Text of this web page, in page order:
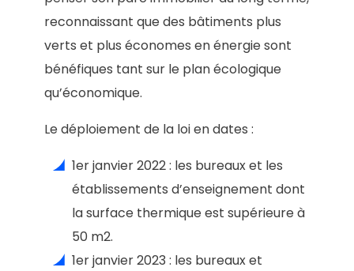
reconnaissant que des bâtiments plus
verts et plus économes en énergie sont
bénéfiques tant sur le plan écologique
qu’économique.
Le déploiement de la loi en dates :
1er janvier 2022 : les bureaux et les
établissements d’enseignement dont
la surface thermique est supérieure à
50 m2.
1er janvier 2023 : les bureaux et